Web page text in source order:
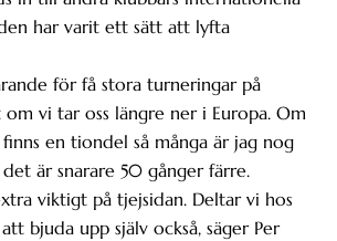
har varit ett sätt att lyfta
för få stora turneringar på
om vi tar oss längre ner i Europa. Om
en tiondel så många är jag nog
är snarare 50 gånger färre.
viktigt på tjejsidan. Deltar vi hos
bjuda upp själv också, säger Per